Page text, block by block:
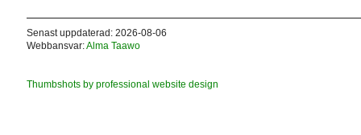
Senast uppdaterad: 2026-08-06
Webbansvar:Alma Taawo
Thumbshots by professional website design